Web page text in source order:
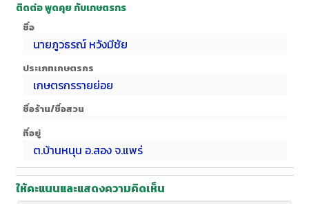
ติดต่อ พูดคุย กับเกษตรกร
ชื่อ
นายภูวธรณ์ หวังมีชัย
ประเภทเกษตรกร
เกษตรกรรายย่อย
ชื่อร้าน/ชื่อสวน
ที่อยู่
ต.บ้านหนุน อ.สอง จ.แพร่
ให้คะแนนและแสดงความคิดเห็น